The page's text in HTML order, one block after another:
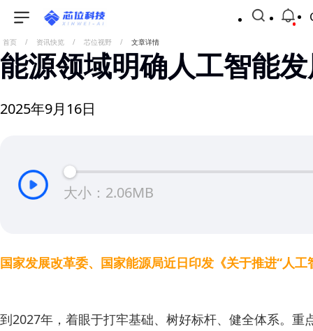
首页 / 资讯快览 / 芯位视野 / 文章详情
能源领域明确人工智能
2025年9月16日
大小：2.06MB
国家发展改革委、国家能源局近日印发《关于推进“人
到2027年，着眼于打牢基础、树好标杆、健全体系。